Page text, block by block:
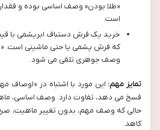
«طلا بودن» وصف اساسی بوده و
است.
خرید یک فرش دستباف ابریشمی با
که فرش پشمی یا حتی ماشینی است.
وصف جوهری تلقی می شود.
تمایز مهم: این مورد با اشتباه در «اوصاف
فسخ می دهد، تفاوت دارد. وصف اساسی،
حالی که وصف مهم، بدون تغییر ماهیت،
کاهد.